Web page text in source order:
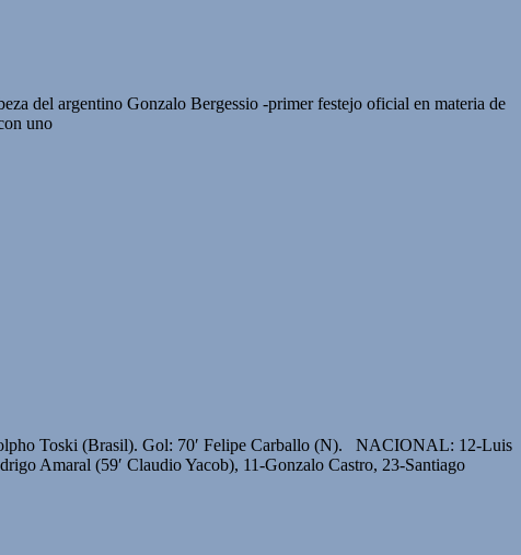
del argentino Gonzalo Bergessio -primer festejo oficial en materia de
uno
Toski (Brasil). Gol: 70′ Felipe Carballo (N). NACIONAL: 12-Luis
Amaral (59′ Claudio Yacob), 11-Gonzalo Castro, 23-Santiago